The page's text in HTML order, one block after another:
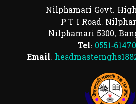
Nilphamari Govt.
P T I Road,
Nilphamari 5300,
Tel: 0551-61470
Email: